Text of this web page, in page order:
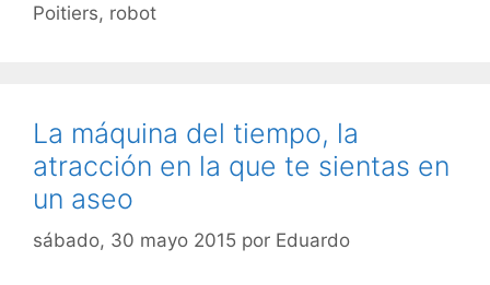
Poitiers, robot
La máquina del tiempo, la
atracción en la que te sientas en
un aseo
sábado, 30 mayo 2015 por Eduardo